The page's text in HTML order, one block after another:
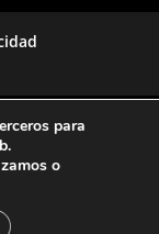
© 2023para
o